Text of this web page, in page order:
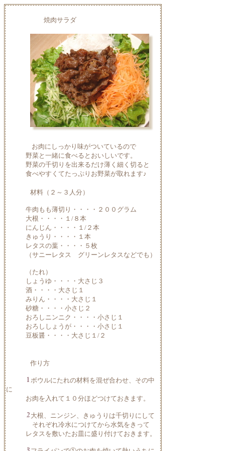
焼肉サラダ
お肉にしっかり味がついているので
野菜と一緒に食べるとおいしいです。
野菜の千切りを出来るだけ薄く細く切ると
食べやすくてたっぷりお野菜が取れます♪
材料（２～３人分）
牛肉もも薄切り・・・・２００グラム
大根・・・・１/８本
にんじん・・・・１/２本
きゅうり・・・・１本
レタスの葉・・・・５枚
（サニーレタス グリーンレタスなどでも）
（たれ）
しょうゆ・・・・大さじ３
酒・・・・大さじ１
みりん・・・・大さじ１
砂糖・・・・小さじ２
おろしニンニク・・・・小さじ１
おろししょうが・・・・小さじ１
豆板醤・・・・大さじ１/２
作り方
ボウルにたれの材料を混ぜ合わせ、その中
に
お肉を入れて１０分ほどつけておきます。
大根、ニンジン、きゅうりは千切りにして
それぞれ冷水につけてから水気をきって
レタスを敷いたお皿に盛り付けておきます。